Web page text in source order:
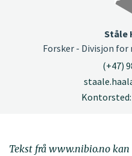
Ståle
Forsker - Divisjon
(+47)
Kontorsted:
Tekst frå www.nibio.no